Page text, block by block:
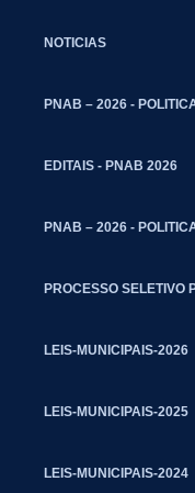
NOTICIAS
PNAB – 2026 -
EDITAIS - PNAB 2026
PNAB – 2026 -
PROCESSO SELETIVO
LEIS-MUNICIPAIS-2026
LEIS-MUNICIPAIS-2025
LEIS-MUNICIPAIS-2024